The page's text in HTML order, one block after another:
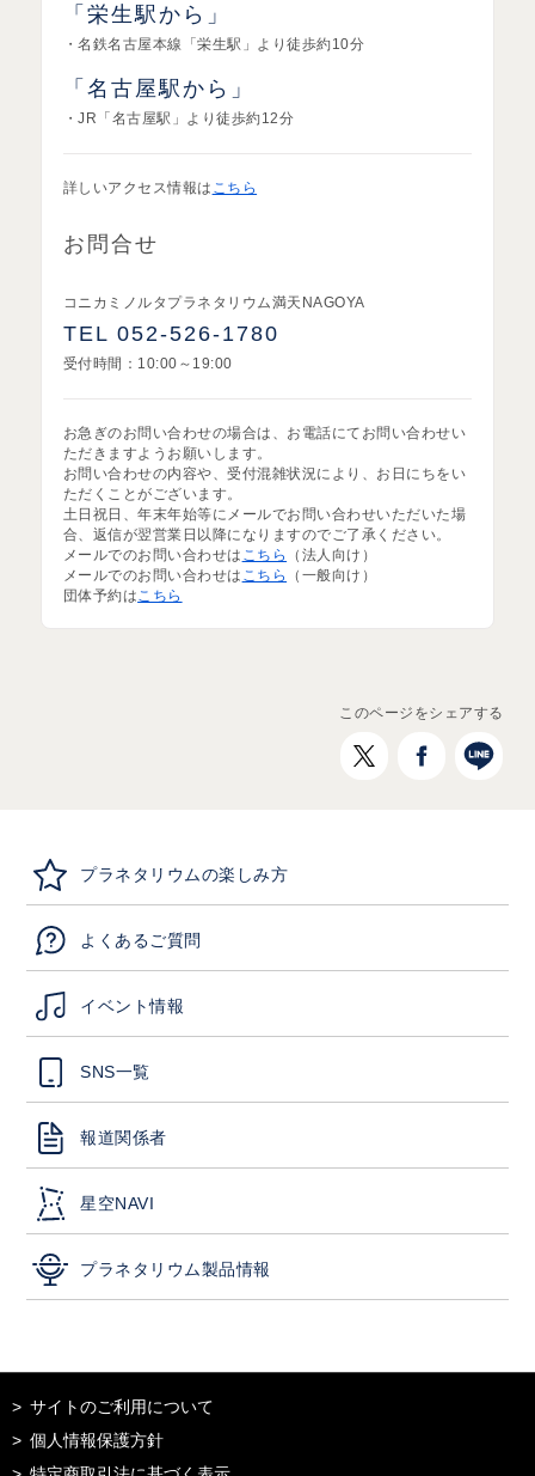
「栄生駅から」
・名鉄名古屋本線「栄生駅」より徒歩約10分
「名古屋駅から」
・JR「名古屋駅」より徒歩約12分
詳しいアクセス情報は こちら
お問合せ
コニカミノルタプラネタリウム満天NAGOYA
TEL 052-526-1780
受付時間：10:00～19:00
お急ぎのお問い合わせの場合は、お電話にてお問い合わせい
ただきますようお願いします。
お問い合わせの内容や、受付混雑状況により、お日にちをい
ただくことがございます。
土日祝日、年末年始等にメールでお問い合わせいただいた場
合、返信が翌営業日以降になりますのでご了承ください。
メールでのお問い合わせは こちら
（法人向け）
メールでのお問い合わせは こちら
（一般向け）
団体予約は こちら
このページをシェアする
プラネタリウムの楽しみ方
よくあるご質問
イベント情報
SNS一覧
報道関係者
星空NAVI
プラネタリウム製品情報
サイトのご利用について
個人情報保護方針